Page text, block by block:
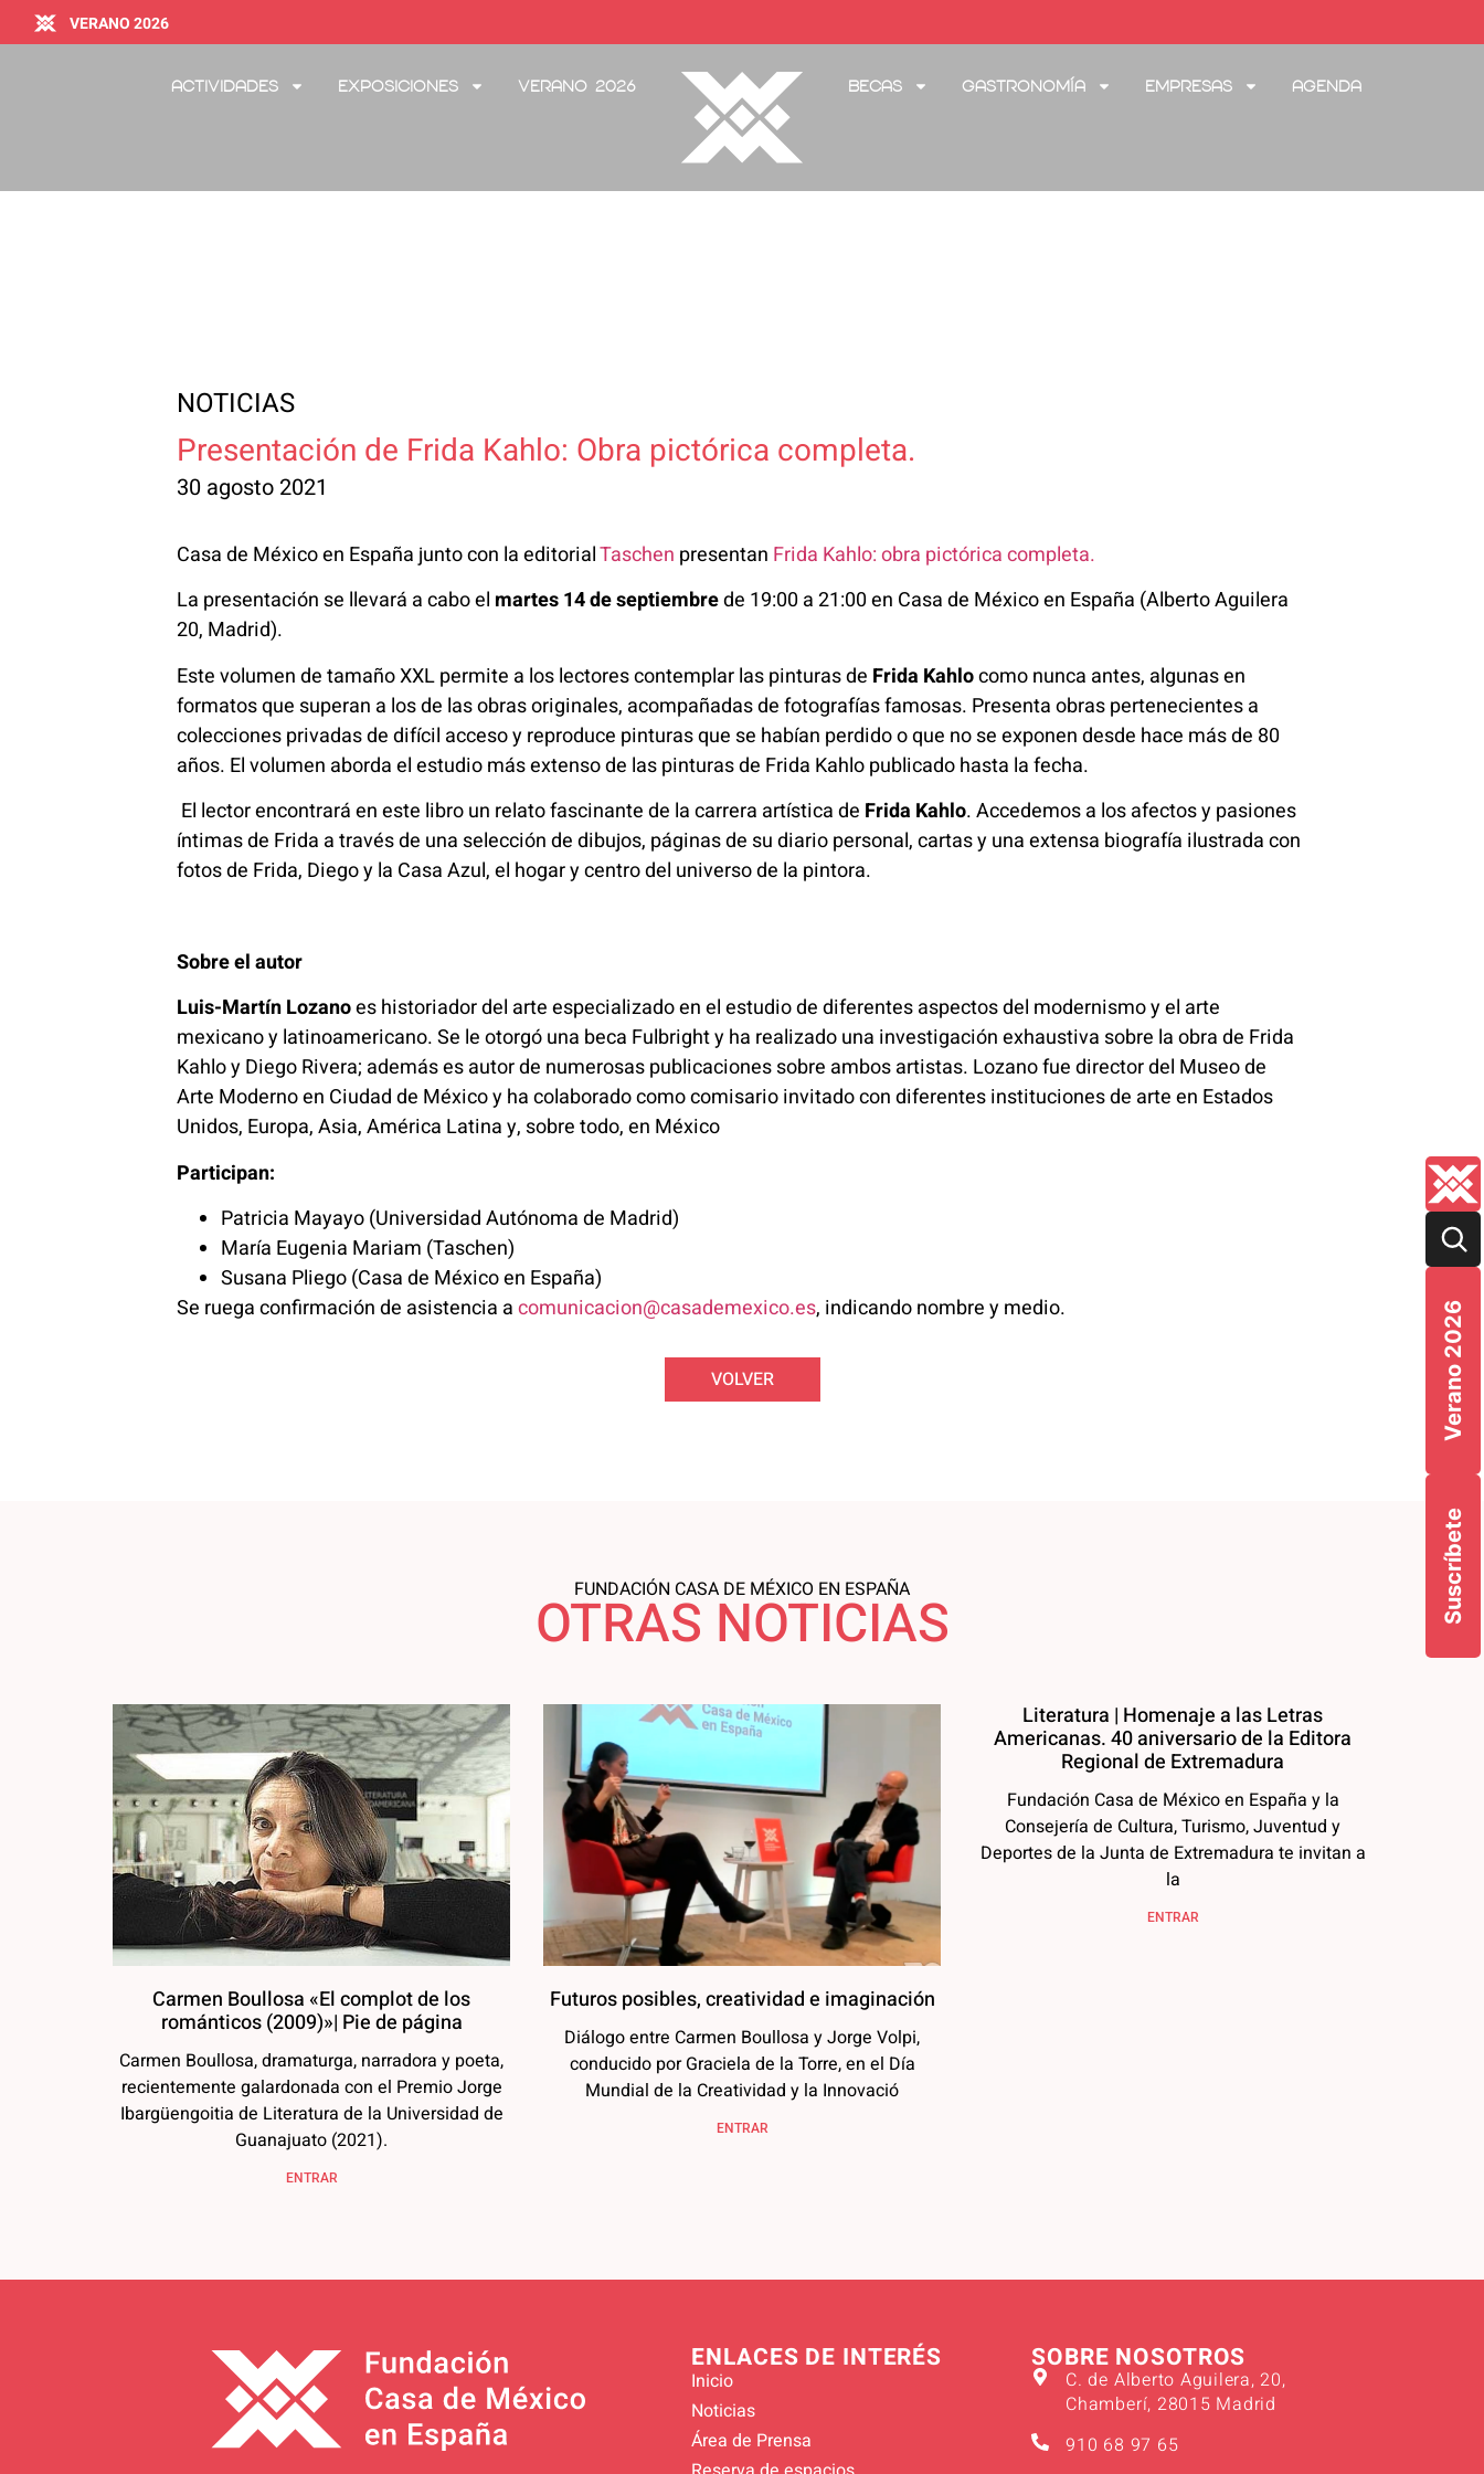
Suscríbete
Verano 2026
VERANO 2026
Actividades Exposiciones Verano 2026 Becas Gastronomía Empresas Agenda
NOTICIAS
Presentación de Frida Kahlo: Obra pictórica completa.
30 agosto 2021
Casa de México en España junto con la editorialTaschen presentan Frida Kahlo: obra pictórica completa.
La presentación se llevará a cabo el martes 14 de septiembrede 19:00 a 21:00 en Casa de México en España (Alberto Aguilera
20, Madrid).
Este volumen de tamaño XXL permite a los lectores contemplar las pinturas de Frida Kahlocomo nunca antes, algunas en
formatos que superan a los de las obras originales, acompañadas de fotografías famosas. Presenta obras pertenecientes a
colecciones privadas de difícil acceso y reproduce pinturas que se habían perdido o que no se exponen desde hace más de 80
años. El volumen aborda el estudio más extenso de las pinturas de Frida Kahlo publicado hasta la fecha.
El lector encontrará en este libro un relato fascinante de la carrera artística de Frida Kahlo. Accedemos a los afectos y pasiones
íntimas de Frida a través de una selección de dibujos, páginas de su diario personal, cartas y una extensa biografía ilustrada con
fotos de Frida, Diego y la Casa Azul, el hogar y centro del universo de la pintora.
Sobre el autor
Luis-Martín Lozanoes historiador del arte especializado en el estudio de diferentes aspectos del modernismo y el arte
mexicano y latinoamericano. Se le otorgó una beca Fulbright y ha realizado una investigación exhaustiva sobre la obra de Frida
Kahlo y Diego Rivera; además es autor de numerosas publicaciones sobre ambos artistas. Lozano fue director del Museo de
Arte Moderno en Ciudad de México y ha colaborado como comisario invitado con diferentes instituciones de arte en Estados
Unidos, Europa, Asia, América Latina y, sobre todo, en México
Participan:
Patricia Mayayo (Universidad Autónoma de Madrid)
María Eugenia Mariam (Taschen)
Susana Pliego (Casa de México en España)
Se ruega confirmación de asistencia acomunicacion@casademexico.es, indicando nombre y medio.
VOLVER
FUNDACIÓN CASA DE MÉXICO EN ESPAÑA
OTRAS NOTICIAS
Carmen Boullosa «El complot de los
románticos (2009)»| Pie de página
Carmen Boullosa, dramaturga, narradora y poeta,
recientemente galardonada con el Premio Jorge
Ibargüengoitia de Literatura de la Universidad de
Guanajuato (2021).
ENTRAR
Futuros posibles, creatividad e imaginación
Diálogo entre Carmen Boullosa y Jorge Volpi,
conducido por Graciela de la Torre, en el Día
Mundial de la Creatividad y la Innovació
ENTRAR
Literatura | Homenaje a las Letras
Americanas. 40 aniversario de la Editora
Regional de Extremadura
Fundación Casa de México en España y la
Consejería de Cultura, Turismo, Juventud y
Deportes de la Junta de Extremadura te invitan a
la
ENTRAR
ENLACES DE INTERÉS
Inicio
Noticias
Área de Prensa
SOBRE NOSOTROS
C. de Alberto Aguilera, 20,
Chamberí, 28015 Madrid
910 68 97 65